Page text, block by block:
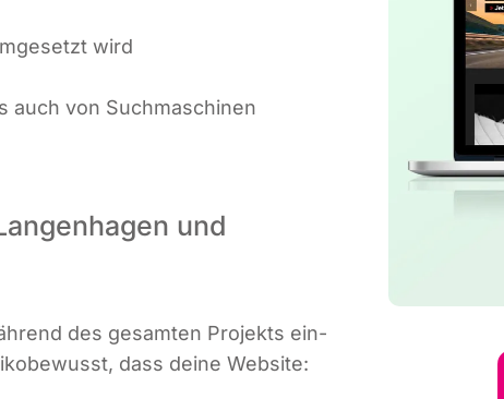
wird
auch von Such­ma­schi­nen
und
des gesam­ten Pro­jekts ein­
dass dei­ne Website: